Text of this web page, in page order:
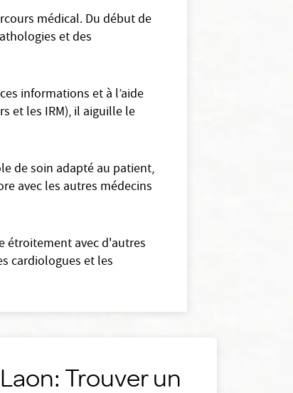
médical. Du début de
et des
informations et à l’aide
et les IRM), il aiguille le
de soin adapté au patient,
avec les autres médecins
étroitement avec d'autres
cardiologues et les
Laon: Trouver un